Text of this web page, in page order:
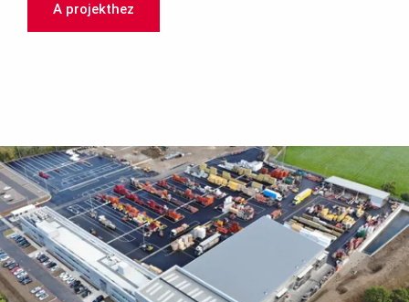
A projekthez